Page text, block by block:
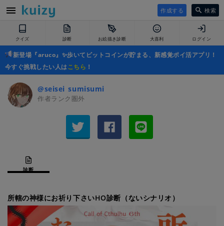
作成する 検索
クイズ 診断 お絵描き診断 大喜利 ログイン
新登場『aruco』✨歩いてビットコインが貯まる、新感覚ポイ活アプリ！
今すぐ挑戦したい人はこちら ！
@seisei_sumisumi
作者ランク圏外
診断
所轄の神様にお祈り下さいHO診断（ないシナリオ）